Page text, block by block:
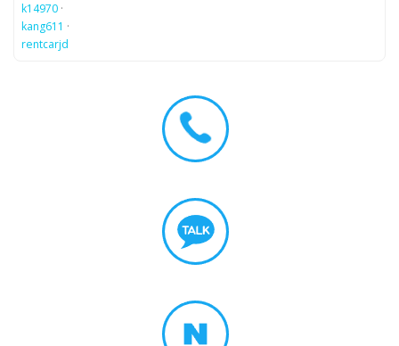
k14970 ·
kang611 ·
rentcarjd